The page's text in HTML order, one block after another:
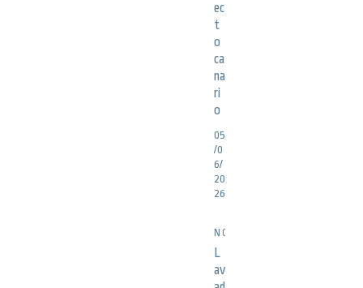
ec
t
o
ca
na
ri
o
05
/0
6/
20
26
NOTICIAS
L
av